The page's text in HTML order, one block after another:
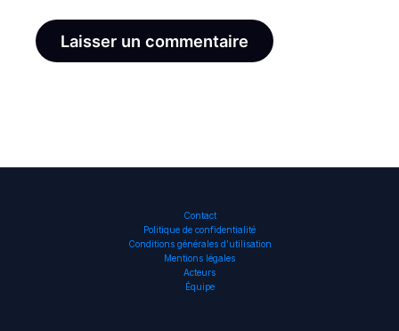
Contact
Politique de confidentialité
Conditions générales d’utilisation
Mentions légales
Acteurs
Équipe